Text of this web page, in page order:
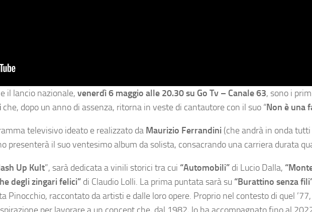
il lancio nazionale, venerdì 6 maggio alle 20.30 su Go Tv – Canale 63, sono i
che, dopo un anno di assenza, ritorna in veste di cantautore con il suo “Non è una
televisivo ideato e realizzato da Maurizio Ferrandini (che andrà in onda
presenterà il suo ventesimo album da solista, consacrando una carriera durata
Up Kult”, sarà dedicata a vinili storici tra cui “Automobili” di Lucio Dalla,
degli zingari felici” di Claudio Lolli. La prima puntata sarà su “Burattino senza
Pinocchio, raccontato da artisti e dalle loro opere. Proprio nel contesto di quel